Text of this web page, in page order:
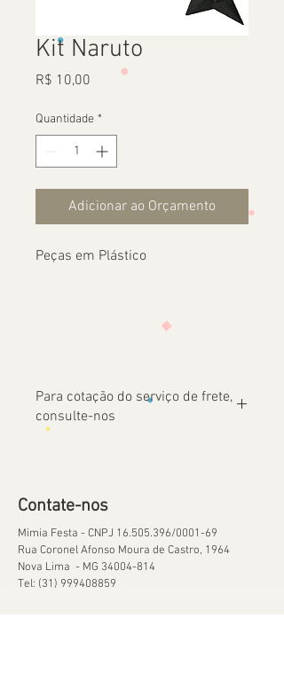
Kit Naruto
R$ 10,00 Preço
Quantidade *
Adicionar ao Orçamento
Peças em Plástico
Para cotação do serviço de frete,
consulte-nos
Contate-nos
Mimia Festa - CNPJ 16.505.396/0001-69
Rua Coronel Afonso Moura de Castro, 1964
Nova Lima - MG 34004-814
Tel: (31) 999408859